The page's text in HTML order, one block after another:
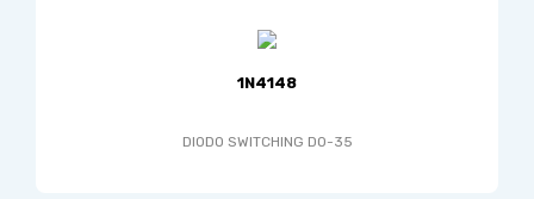
1N4148
DIODO SWITCHING DO-35